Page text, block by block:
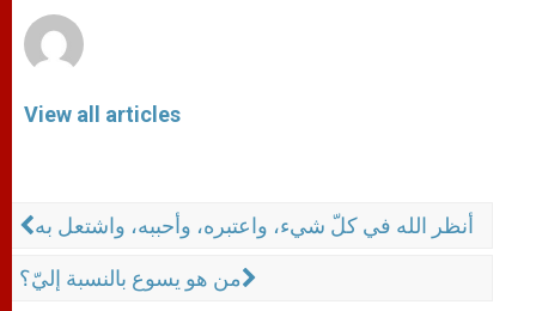
View all articles
أنظر الله في كلّ شيء، واعتبره، وأحببه، واشتعل به
من هو يسوع بالنسبة إليّ؟